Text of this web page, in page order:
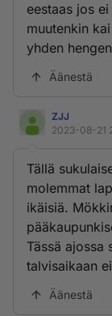
eestaas jos
muutenkin
yhden
Äänestä
ZJJ
2023-08-21
Tällä
molemmat
ikäisiä.
Tässä ajossa
talvisaikaan
Äänestä